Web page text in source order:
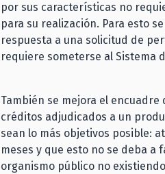
por sus características no
para su realización. Para esto
respuesta a una solicitud de
requiere someterse al Sistema
También se mejora el
créditos adjudicados a un
sean lo más objetivos posible:
meses y que esto no se deba
organismo público no